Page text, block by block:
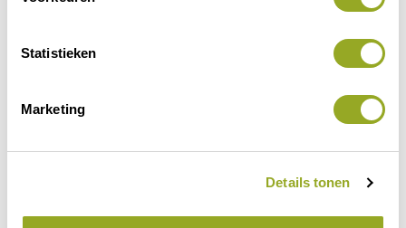
Statistieken
Marketing
Details tonen